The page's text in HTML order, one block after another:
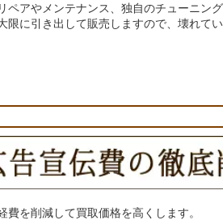
ペアやメンテナンス、独自のチューニン
限に引き出して販売しますので、壊れて
費を削減して買取価格を高くします。